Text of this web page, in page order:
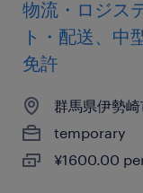
物流・ロジス
ト・配送、中
免許
群馬県伊勢
temporary
¥1600.00